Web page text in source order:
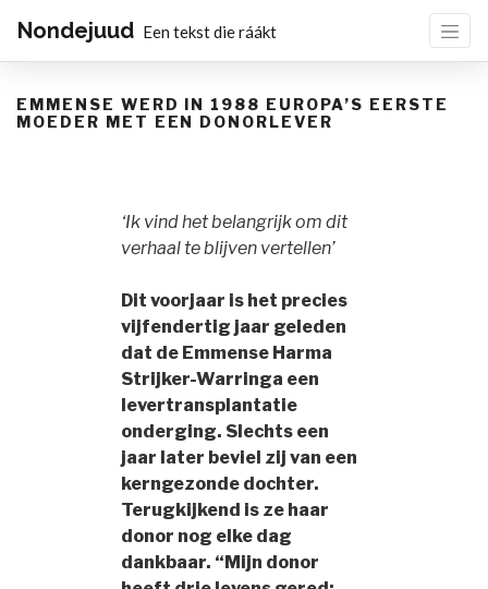
Nondejuud Een tekst die ráákt
EMMENSE WERD IN 1988 EUROPA’S EERSTE
MOEDER MET EEN DONORLEVER
‘Ik vind het belangrijk om dit
verhaal te blijven vertellen’
Dit voorjaar is het precies
vijfendertig jaar geleden
dat de Emmense Harma
Strijker-Warringa een
levertransplantatie
onderging. Slechts een
jaar later beviel zij van een
kerngezonde dochter.
Terugkijkend is ze haar
donor nog elke dag
dankbaar. “Mijn donor